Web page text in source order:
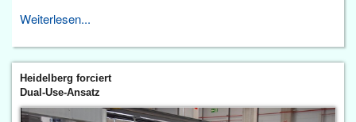
Weiterlesen...
Heidelberg forciert
Dual-Use-Ansatz